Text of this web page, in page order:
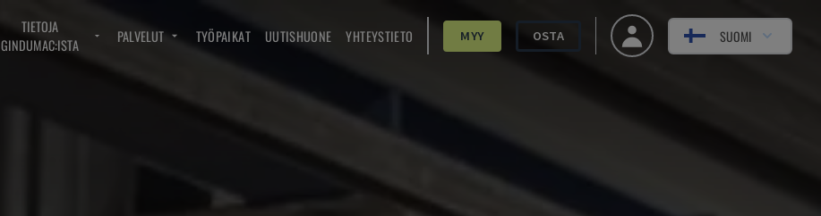
TIETOJA
GINDUMAC:ISTA
PALVELUT TYÖPAIKAT UUTISHUONE YHTEYSTIETO MYY OSTA SUOMI